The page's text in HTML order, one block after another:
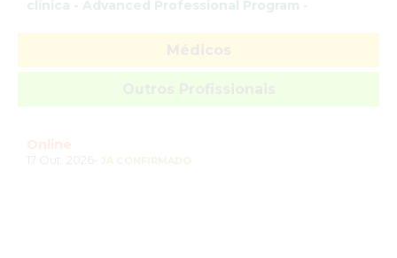
clínica - Advanced Professional Program -
Online
JÁ CONFIRMADO